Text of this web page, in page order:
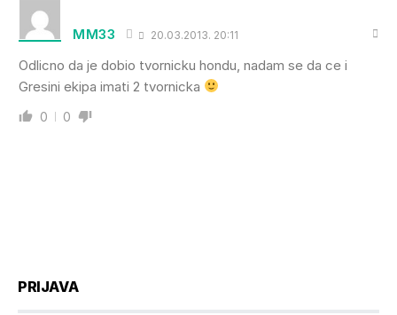
MM33 20.03.2013. 20:11
Odlicno da je dobio tvornicku hondu, nadam se da ce i
Gresini ekipa imati 2 tvornicka
0 0
PRIJAVA